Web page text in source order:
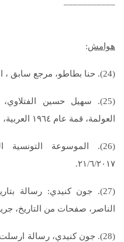
هوامش:
(24). حنا بطاطو، مرجع سابق ، الصفحة ٣٠٠.
(25). سهيل حسين
العولمة، قمة عام ١٩٦٤ العربية، دار المنهل، القاهرة، الصفحة ١١٢.
(26). الموسوعة التونسية
٢١/٦/٢٠١٧.
الناصر، صفحات من التاريخ، جريدة رأي